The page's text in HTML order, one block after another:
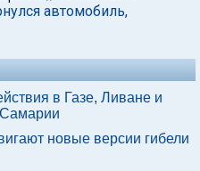
автомобиль,
в Газе, Ливане и
новые версии гибели